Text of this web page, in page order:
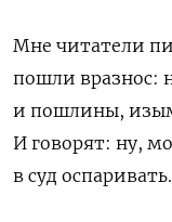
Мне читатели
пошли вразнос:
и пошлины,
И говорят: ну,
в суд оспаривать.